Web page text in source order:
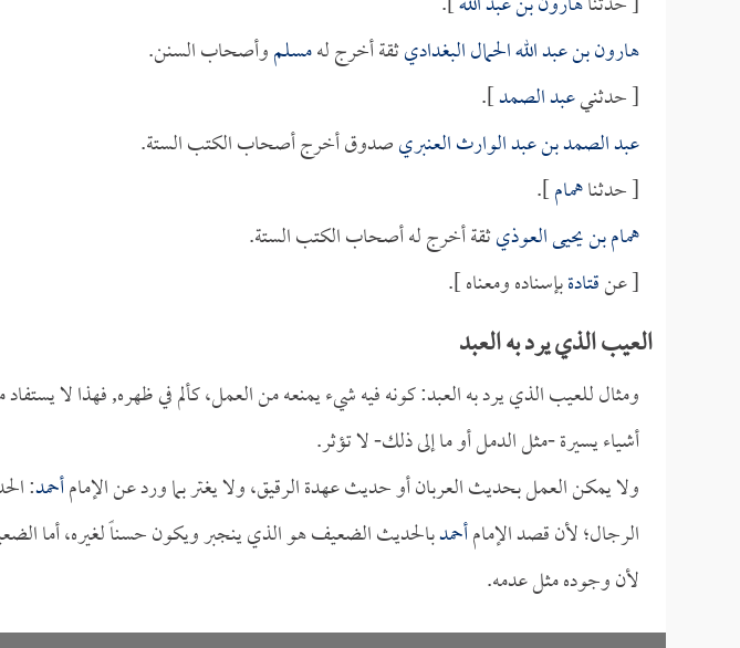
هارون بن عبد الله الحمال البغداديثقة أخرج لهمسلموأصحاب السنن.
[ حدثنيعبد الصمد].
عبد الصمد بن عبد الوارث العنبريصدوق أخرج أصحاب الكتب الستة.
[ حدثناهمام].
همام بن يحيى العوذيثقة أخرج له أصحاب الكتب الستة.
[ عنقتادةبإسناده ومعناه ].
العيب الذي يرد به العبد
ومثال للعيب الذي يرد به العبد: كونه فيه شيء يمنعه من العمل، كألم في ظهره, فهذا لا
أشياء يسيرة -مثل الدمل أو ما إلى ذلك- لا تؤثر.
ولا يمكن العمل بحديث العربان أو حديث عهدة الرقيق، ولا يغتر بما ورد عن الإمامأحمد:
الرجال؛ لأن قصد الإمامأحمدبالحديث الضعيف هو الذي ينجبر ويكون حسناً لغيره، أما
لأن وجوده مثل عدمه.